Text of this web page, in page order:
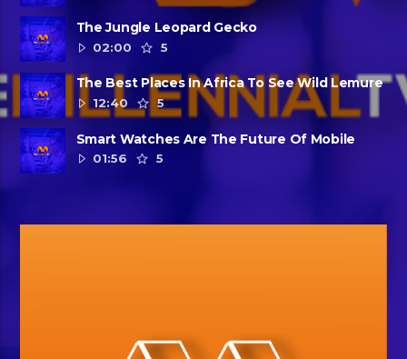
The Jungle Leopard Gecko
02:00
5
The Best Places In Africa To See Wild Lemure
12:40
5
Smart Watches Are The Future Of Mobile
01:56
5